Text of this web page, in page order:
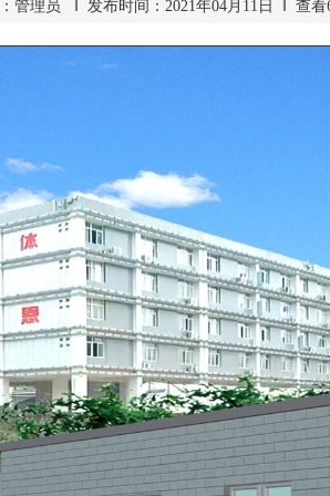
管理员 ‖ 发布时间：2021年04月11日 ‖ 查看